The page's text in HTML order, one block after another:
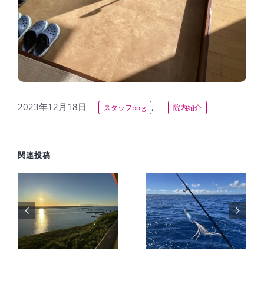
2023年12月18日 スタッフbolg , 院内紹介
関連投稿
【宮古島2
日目】猛暑
の中での高
級魚を狙う
船釣りと反
【2026年】
夏の宮古島
を先取りし
た暑い1日